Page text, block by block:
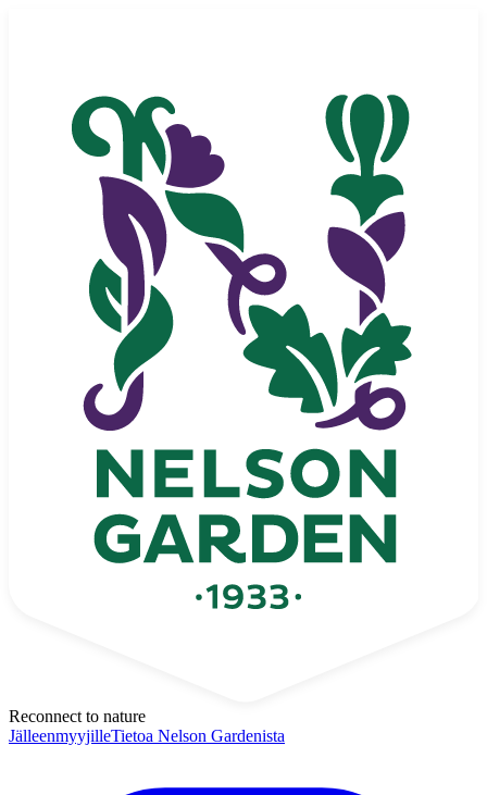
Reconnect to nature
JälleenmyyjilleTietoa Nelson Gardenista